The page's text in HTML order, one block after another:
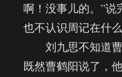
啊！没事儿的。”说
也不认识周记在什
刘九思不知道曹
既然曹鹤阳说了，